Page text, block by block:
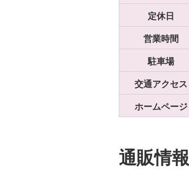
定休日
営業時間
駐車場
交通アクセス
ホームページ
通販情報